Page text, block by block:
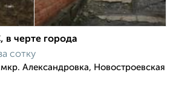
в черте города
сотку
Александровка, Новостроевская